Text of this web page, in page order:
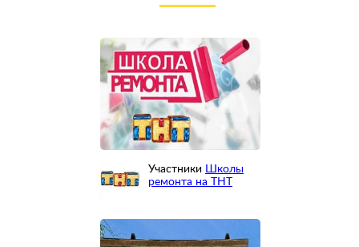
Участники Школы
ремонта на ТНТ